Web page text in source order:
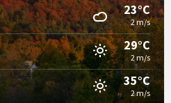
23°C
2 m/s
29°C
2 m/s
35°C
2 m/s